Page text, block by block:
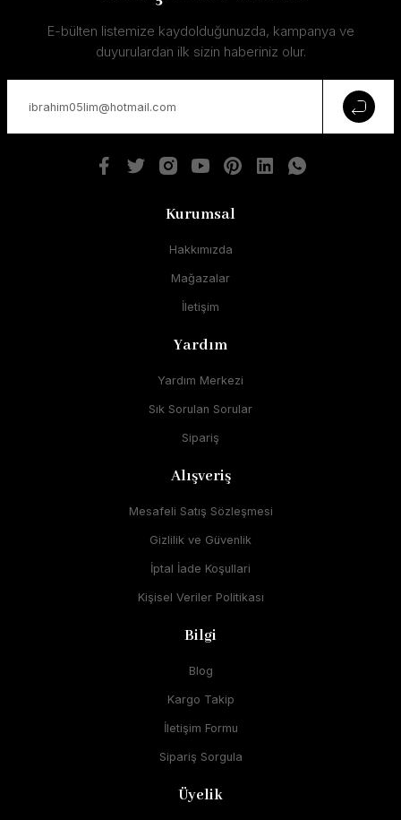
E-bülten listemize kaydolduğunuzda, kampanya ve
duyurulardan ilk sizin haberiniz olur.
Kurumsal
Hakkımızda
Mağazalar
İletişim
Yardım
Yardım Merkezi
Sık Sorulan Sorular
Sipariş
Alışveriş
Mesafeli Satış Sözleşmesi
Gizlilik ve Güvenlik
İptal İade Koşullari
Kişisel Veriler Politikası
Bilgi
Blog
Kargo Takip
İletişim Formu
Sipariş Sorgula
Üyelik